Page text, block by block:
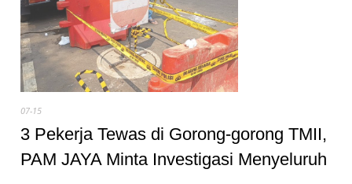
07-15
3 Pekerja Tewas di Gorong-gorong TMII,
PAM JAYA Minta Investigasi Menyeluruh